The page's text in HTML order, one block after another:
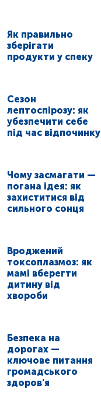
Як правильно
зберігати
продукти у спеку
Сезон
лептоспірозу: як
убезпечити себе
під час відпочинку
Чому засмагати —
погана ідея: як
захиститися від
сильного сонця
Вроджений
токсоплазмоз: як
мамі вберегти
дитину від
хвороби
Безпека на
дорогах —
ключове питання
громадського
здоров’я